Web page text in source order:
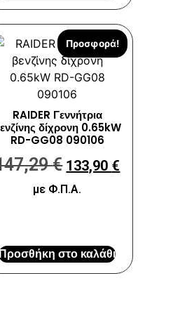
Προσφορά!
RAIDER Γεννήτρια
δίχρονη 0.65kW
RD-GG08 090106
€ 133,90 €
με Φ.Π.Α.
στο καλάθι